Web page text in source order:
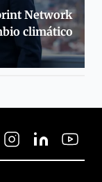
Network
climático